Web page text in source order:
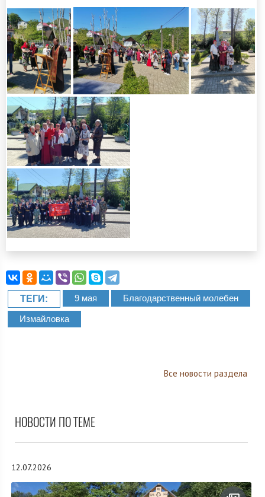
ТЕГИ: 9 мая Благодарственный молебен
Измайловка
Все новости раздела
НОВОСТИ ПО ТЕМЕ
12.07.2026